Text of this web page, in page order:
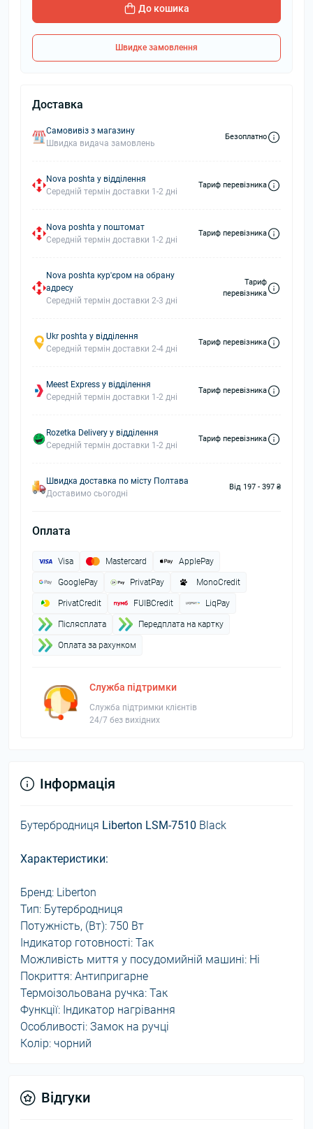
До кошика
Швидке замовлення
Доставка
Самовивіз з магазину
Швидка видача замовлень
Безоплатно
Nova poshta у відділення
Середній термін доставки 1-2 дні
Тариф перевізника
Nova poshta у поштомат
Середній термін доставки 1-2 дні
Тариф перевізника
Nova poshta кур'єром на обрану
адресу
Середній термін доставки 2-3 дні
Тариф
перевізника
Ukr poshta у відділення
Середній термін доставки 2-4 дні
Тариф перевізника
Meest Express у відділення
Середній термін доставки 1-2 дні
Тариф перевізника
Rozetka Delivery у відділення
Середній термін доставки 1-2 дні
Тариф перевізника
Швидка доставка по місту Полтава
Доставимо сьогодні
Від 197 - 397 ₴
Оплата
Visa Mastercard ApplePay
GooglePay PrivatPay MonoCredit
PrivatCredit FUIBCredit LiqPay
Пiслясплата Передплата на картку
Оплата за рахунком
Служба підтримки
Служба підтримки клієнтів
24/7 без вихідних
Інформація
Бутербродниця Liberton LSM-7510 Black
Характеристики:
Бренд: Liberton
Тип: Бутербродниця
Потужність, (Вт): 750 Вт
Індикатор готовності: Так
Можливість миття у посудомийній машині: Ні
Покриття: Антипригарне
Термоізольована ручка: Так
Функції: Індикатор нагрівання
Особливості: Замок на ручці
Колір: чорний
Відгуки